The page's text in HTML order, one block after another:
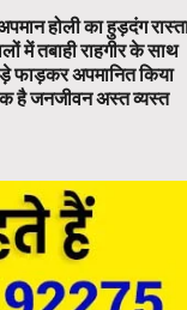
होली का हुड़दंग
में तबाही राहगीर के साथ
फाड़कर अपमानित किया
है जनजीवन अस्त व्यस्त